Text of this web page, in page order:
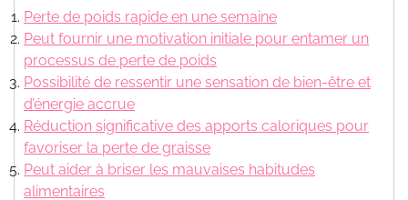
Perte de poids rapide en une semaine
Peut fournir une motivation initiale pour entamer un
processus de perte de poids
Possibilité de ressentir une sensation de bien-être et
d’énergie accrue
Réduction significative des apports caloriques pour
favoriser la perte de graisse
Peut aider à briser les mauvaises habitudes
alimentaires